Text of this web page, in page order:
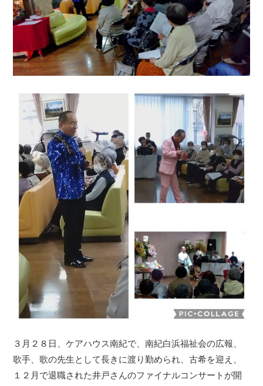
３月２８日、ケアハウス南紀で、南紀白浜福祉会の広報、
歌手、歌の先生として長きに渡り勤められ、古希を迎え、
１２月で退職された井戸さんのファイナルコンサートが開